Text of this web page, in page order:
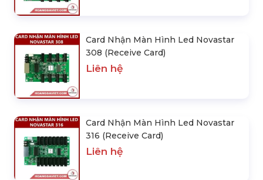
Card Nhận Màn Hình Led Novastar
308 (Receive Card)
Liên hệ
Card Nhận Màn Hình Led Novastar
316 (Receive Card)
Liên hệ